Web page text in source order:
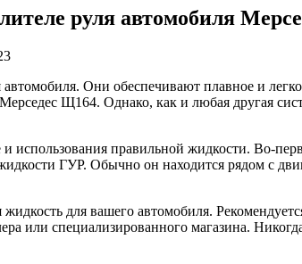
руля автомобиля
Они обеспечивают плавное и
Щ164. Однако, как и любая другая
использования правильной жидкости. Во-
ГУР. Обычно он находится рядом с
для вашего автомобиля.
или специализированного магазина.